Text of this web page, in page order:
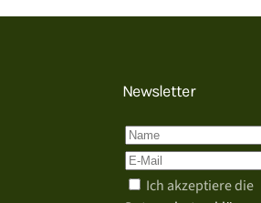
Newsletter
Ich akzeptiere die